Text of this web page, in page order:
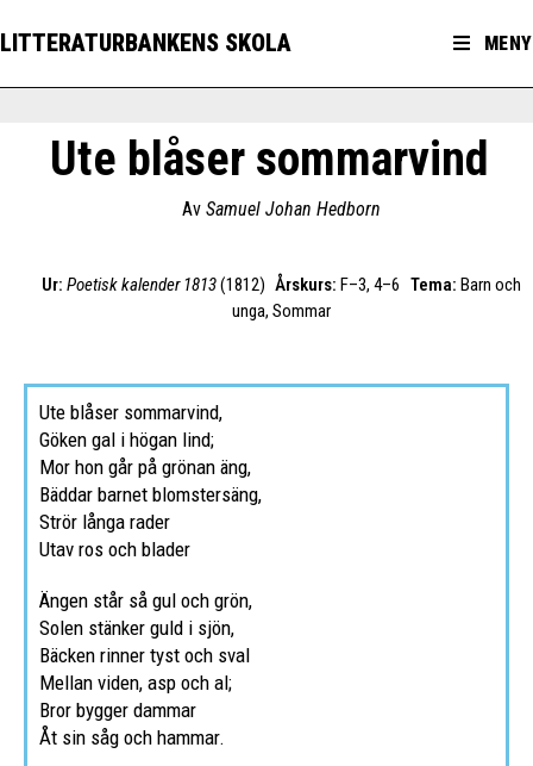
LITTERATURBANKENS SKOLA MENY
Ute blåser sommarvind
Av Samuel Johan Hedborn
Ur: Poetisk kalender 1813(1812) Årskurs: F–3, 4–6 Tema: Barn och
unga, Sommar
Ute blåser sommarvind,
Göken gal i högan lind;
Mor hon går på grönan äng,
Bäddar barnet blomstersäng,
Strör långa rader
Utav ros och blader
Ängen står så gul och grön,
Solen stänker guld i sjön,
Bäcken rinner tyst och sval
Mellan viden, asp och al;
Bror bygger dammar
Åt sin såg och hammar.